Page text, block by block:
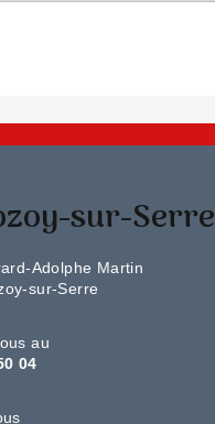
sur-Serre
Adolphe Martin
sur-Serre
au
04